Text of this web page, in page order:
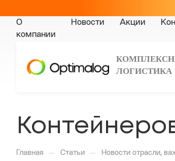
О
компании
Новости Акции
ЛОГИСТИКА
Главная — Статьи — Новости отрасли,